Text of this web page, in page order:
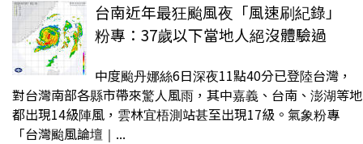
台南近年最狂颱風夜「風速刷紀錄」
粉專：37歲以下當地人絕沒體驗過
中度颱丹娜絲6日深夜11點40分已登陸台灣，
對台灣南部各縣市帶來驚人風雨，其中嘉義、台南、澎湖等地
都出現14級陣風，雲林宜梧測站甚至出現17級。氣象粉專
「台灣颱風論壇｜...